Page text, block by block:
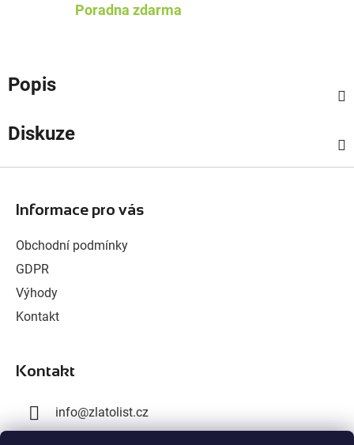
Poradna zdarma
Popis
Diskuze
Informace pro vás
Obchodní podmínky
GDPR
Výhody
Kontakt
Kontakt
info@zlatolist.cz